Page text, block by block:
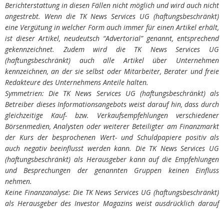
Berichterstattung in diesen Fällen nicht möglich und wird auch nicht
angestrebt. Wenn die TK News Services UG (haftungsbeschränkt)
eine Vergütung in welcher Form auch immer für einen Artikel erhält,
ist dieser Artikel, neudeutsch “Advertorial” genannt, entsprechend
gekennzeichnet. Zudem wird die TK News Services UG
(haftungsbeschränkt) auch alle Artikel über Unternehmen
kennzeichnen, an der sie selbst oder Mitarbeiter, Berater und freie
Redakteure des Unternehmens Anteile halten.
Symmetrien: Die TK News Services UG (haftungsbeschränkt) als
Betreiber dieses Informationsangebots weist darauf hin, dass durch
gleichzeitige Kauf- bzw. Verkaufsempfehlungen verschiedener
Börsenmedien, Analysten oder weiterer Beteiligter am Finanzmarkt
der Kurs der besprochenen Wert- und Schuldpapiere positiv als
auch negativ beeinflusst werden kann. Die TK News Services UG
(haftungsbeschränkt) als Herausgeber kann auf die Empfehlungen
und Besprechungen der genannten Gruppen keinen Einfluss
nehmen.
Keine Finanzanalyse: Die TK News Services UG (haftungsbeschränkt)
als Herausgeber des Investor Magazins weist ausdrücklich darauf